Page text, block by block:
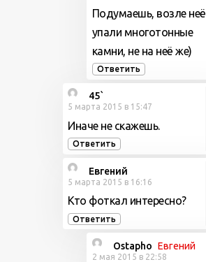
Подумаешь, возле неё
упали многотонные
камни, не на неё же)
Ответить
45`
5 марта 2015 в 15:47
Иначе не скажешь.
Ответить
Евгений
5 марта 2015 в 16:16
Кто фоткал интересно?
Ответить
Ostapho Евгений
2 мая 2015 в 22:58